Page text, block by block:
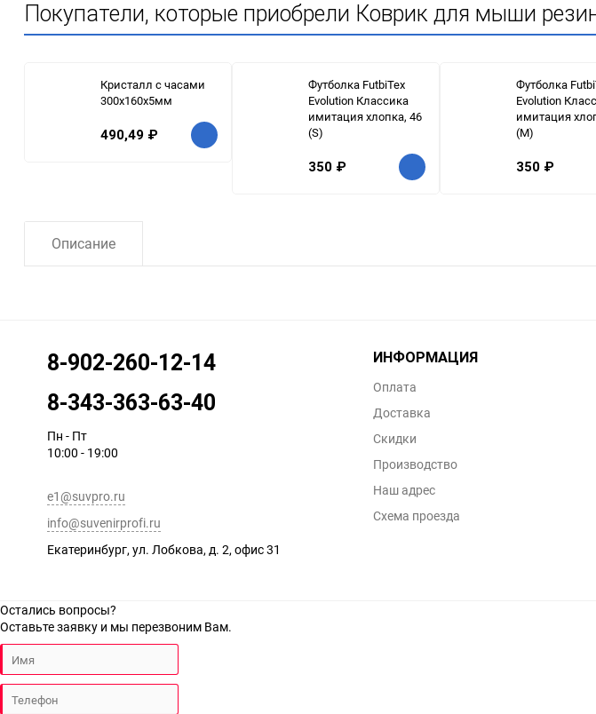
Покупатели, которые приобрели Коврик для мыши
Кристалл с часами
300х160х5мм
490,49 ₽
Футболка FutbiTex
Evolution Классика
имитация хлопка, 46
(S)
350 ₽
Футболка
Evolution
имитация
(M)
350 ₽
Описание
8-902-260-12-14
8-343-363-63-40
Пн - Пт
10:00 - 19:00
e1@suvpro.ru
info@suvenirprofi.ru
Екатеринбург, ул. Лобкова, д. 2, офис 31
ИНФОРМАЦИЯ
Оплата
Доставка
Скидки
Производство
Наш адрес
Схема проезда
Остались вопросы?
Оставьте заявку и мы перезвоним Вам.